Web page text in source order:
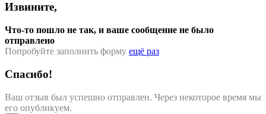
Извините,
Что-то пошло не так, и ваше сообщение не было
отправлено
Попробуйте заполнить форму ещё раз
Спасибо!
Ваш отзыв был успешно отправлен. Через некоторое время мы
его опубликуем.